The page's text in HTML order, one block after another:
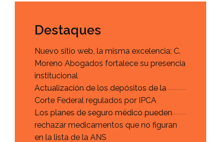
Destaques
Nuevo sitio web, la misma excelencia: C.
Moreno Abogados fortalece su presencia
institucional
Actualización de los depósitos de la
Corte Federal regulados por IPCA
Los planes de seguro médico pueden
rechazar medicamentos que no figuran
en la lista de la ANS